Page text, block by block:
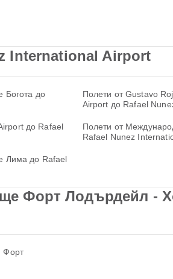
International Airport
Богота до
Полети от Gustavo
Airport до Rafael
до Rafael
Полети от
Rafael Nunez
Лима до Rafael
Форт Лодърдейл -
Форт